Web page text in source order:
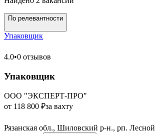
По релевантности
Упаковщик
4.0•0 отзывов
Упаковщик
ООО "ЭКСПЕРТ-ПРО"
от 118 800 ₽за вахту
Рязанская обл., Шиловский р-н., рп. Лесной